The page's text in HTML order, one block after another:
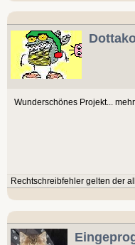
Wunderschönes Projekt...
Rechtschreibfehler gelten der